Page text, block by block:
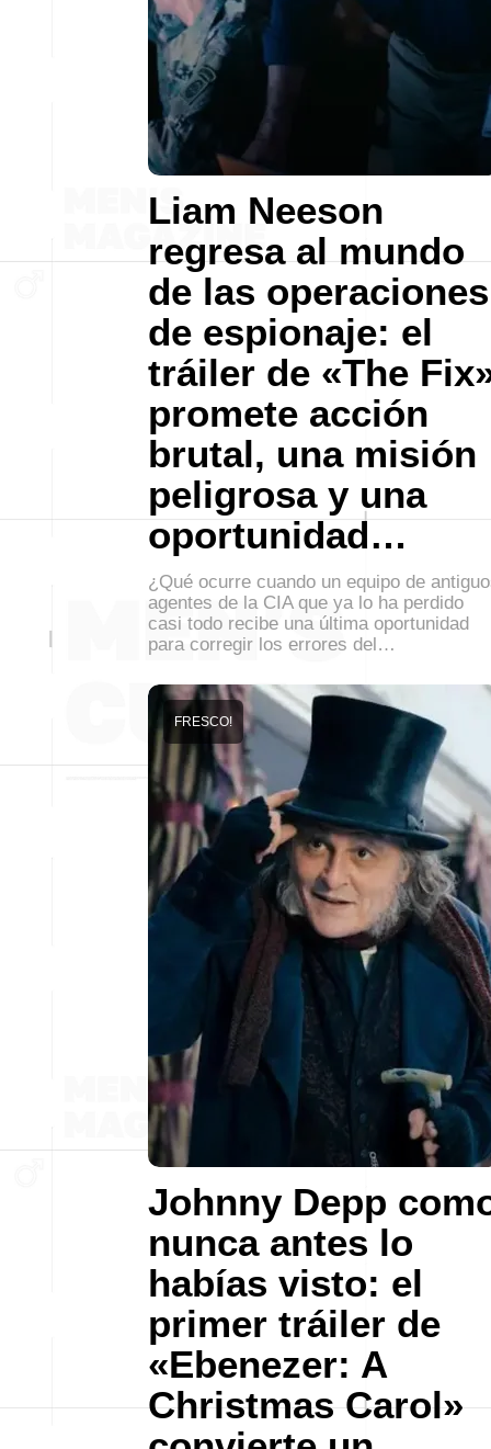
Liam Neeson
regresa al mundo
de las operaciones
de espionaje: el
tráiler de «The
promete acción
brutal, una misión
peligrosa y una
oportunidad…
¿Qué ocurre cuando un equipo de
agentes de la CIA que ya lo ha perdido
casi todo recibe una última oportunidad
para corregir los errores del…
Johnny Depp
nunca antes lo
habías visto: el
primer tráiler de
«Ebenezer: A
Christmas Carol»
FRESCO!